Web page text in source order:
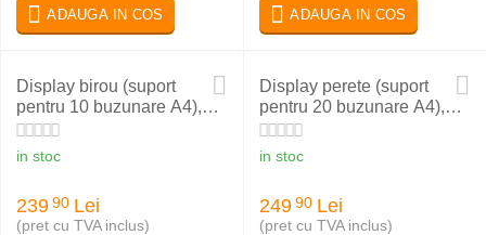
ADAUGA IN COS ADAUGA IN COS
Display birou (suport
pentru 10 buzunare A4),
PROBECO-EasyMount
in stoc
239 90 Lei
(pret cu TVA inclus)
Display perete (suport
pentru 20 buzunare A4),
PROBECO-EasyMount
in stoc
249 90 Lei
(pret cu TVA inclus)